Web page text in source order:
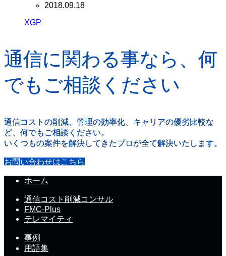
2018.09.18
XGP
通信に関わる事なら、何
でもご相談ください
通信コストの削減、管理の効率化、キャリアの優劣比較な
ど、何でもご相談ください。
いくつもの案件を解決してきたプロが全て解決いたします。
お問い合わせはこちら
ホーム
通信コスト削減コンサル
FMC-Plus
テレマイティ
事例
用語集